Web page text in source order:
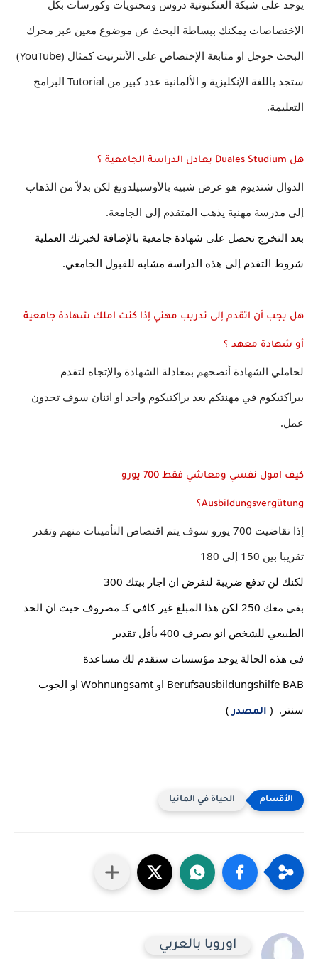
التعليمة.
هل Duales Studium يعادل الدراسة الجامعية ؟
إلى مدرسة مهنية يذهب المتقدم إلى الجامعة.
شروط التقدم إلى هذه الدراسة مشابه للقبول الجامعي.
أو شهادة معهد ؟
عمل.
Ausbildungsvergütung؟
تقريبا بين 150 إلى 180
لكنك لن تدفع ضريبة لنفرض ان اجار بيتك 300
الطبيعي للشخص انو يصرف 400 بأقل تقدير
سنتر.  ( المصدر )
الحياة في المانيا
اوروبا بالعربي